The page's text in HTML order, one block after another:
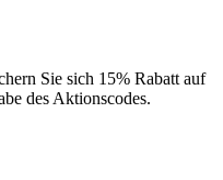
Sie sich 15% Rabatt auf
des Aktionscodes.